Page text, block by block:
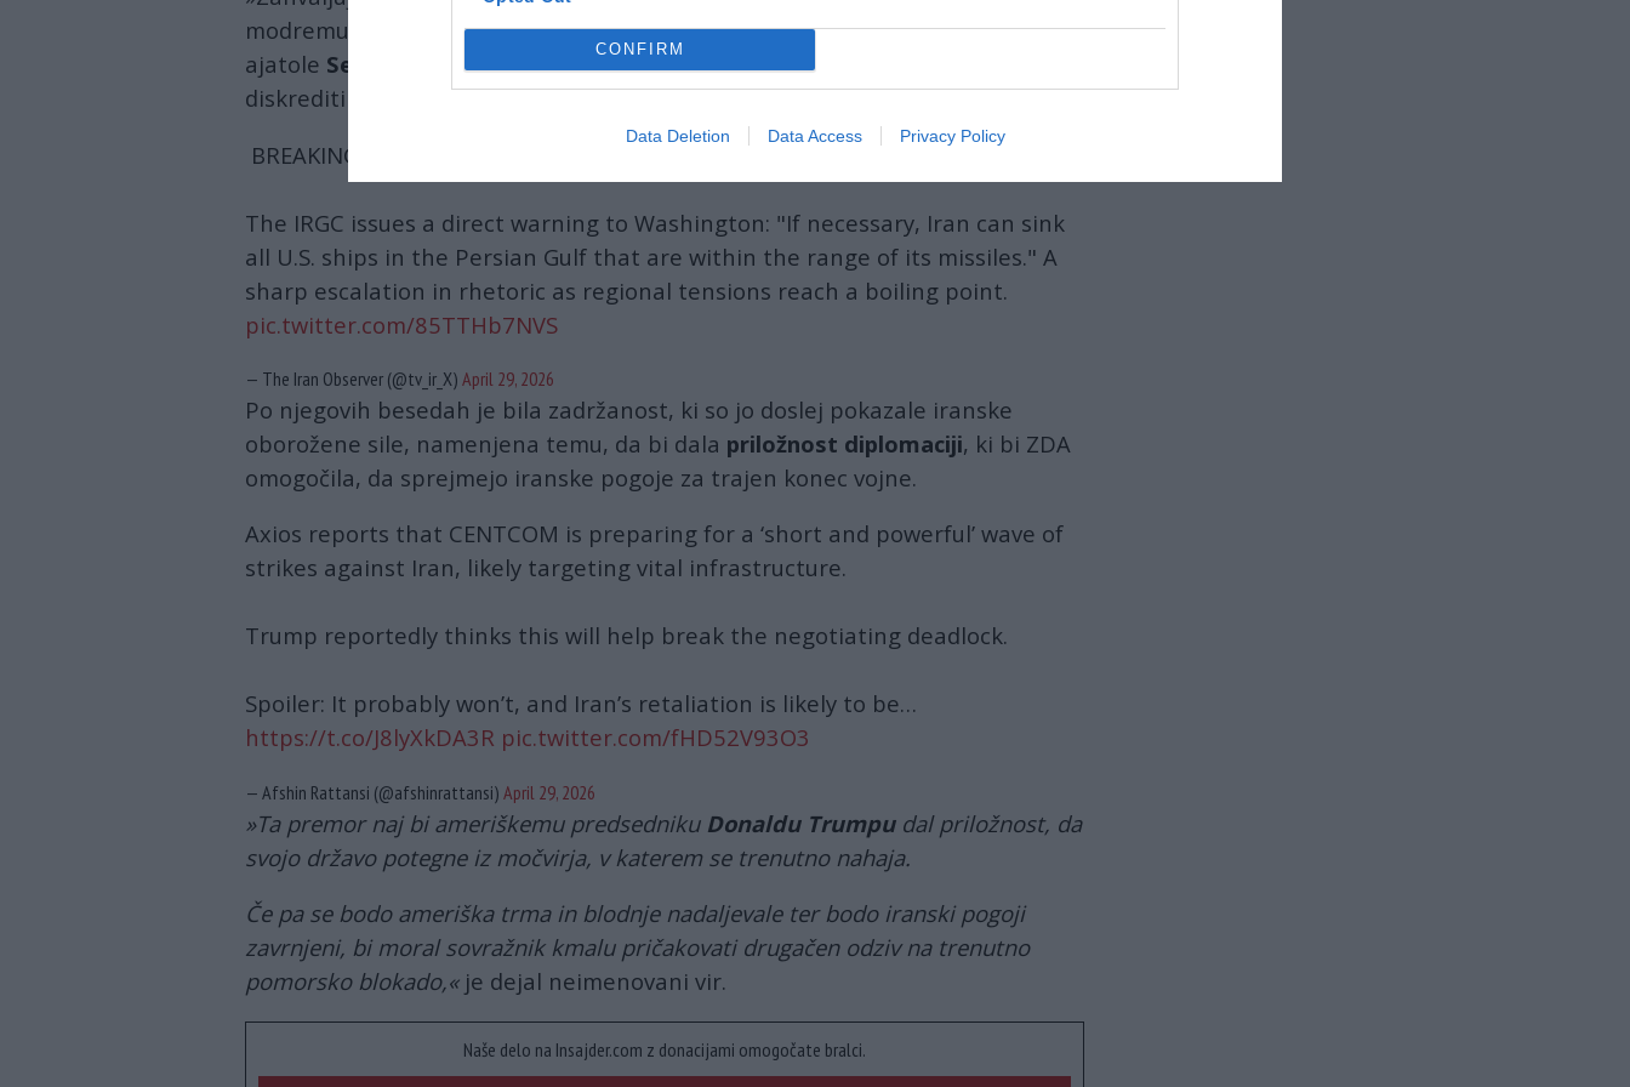
CONFIRM
Data Deletion Data Access Privacy Policy
modremu, pogumnemu in odločnemu vodstvu voditelja islamske revolucije,
ajatole Seyeda Mojtabe Hameneja, je Iranu uspelo nevtralizirati in
diskreditirati vse ameriške možnosti na mizi,« je dejal vir Press TV.
BREAKING
The IRGC issues a direct warning to Washington: "If necessary, Iran can sink
all U.S. ships in the Persian Gulf that are within the range of its missiles." A
sharp escalation in rhetoric as regional tensions reach a boiling point.
pic.twitter.com/85TTHb7NVS
— The Iran Observer (@tv_ir_X) April 29, 2026
Po njegovih besedah ​​je bila zadržanost, ki so jo doslej pokazale iranske
oborožene sile, namenjena temu, da bi dala priložnost diplomaciji, ki bi ZDA
omogočila, da sprejmejo iranske pogoje za trajen konec vojne.
Axios reports that CENTCOM is preparing for a ‘short and powerful’ wave of
strikes against Iran, likely targeting vital infrastructure.
Trump reportedly thinks this will help break the negotiating deadlock.
Spoiler: It probably won’t, and Iran’s retaliation is likely to be…
https://t.co/J8lyXkDA3R pic.twitter.com/fHD52V93O3
— Afshin Rattansi (@afshinrattansi) April 29, 2026
»Ta premor naj bi ameriškemu predsedniku Donaldu Trumpudal priložnost, da
svojo državo potegne iz močvirja, v katerem se trenutno nahaja.
Če pa se bodo ameriška trma in blodnje nadaljevale ter bodo iranski pogoji
zavrnjeni, bi moral sovražnik kmalu pričakovati drugačen odziv na trenutno
pomorsko blokado,«je dejal neimenovani vir.
Naše delo na Insajder.com z donacijami omogočate bralci.